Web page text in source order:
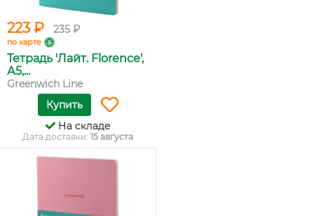
223 ₽ 235 ₽
по карте
Тетрадь 'Лайт. Florence',
А5,...
Greenwich Line
Купить
На складе
Дата доставки: 15 августа